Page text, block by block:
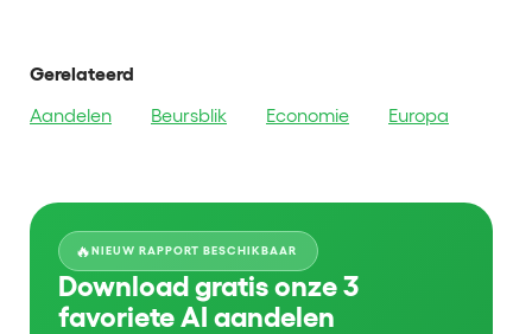
Gerelateerd
Aandelen
Beursblik Economie Europa
🔥NIEUW RAPPORT BESCHIKBAAR
Download gratis onze 3
favoriete AI aandelen